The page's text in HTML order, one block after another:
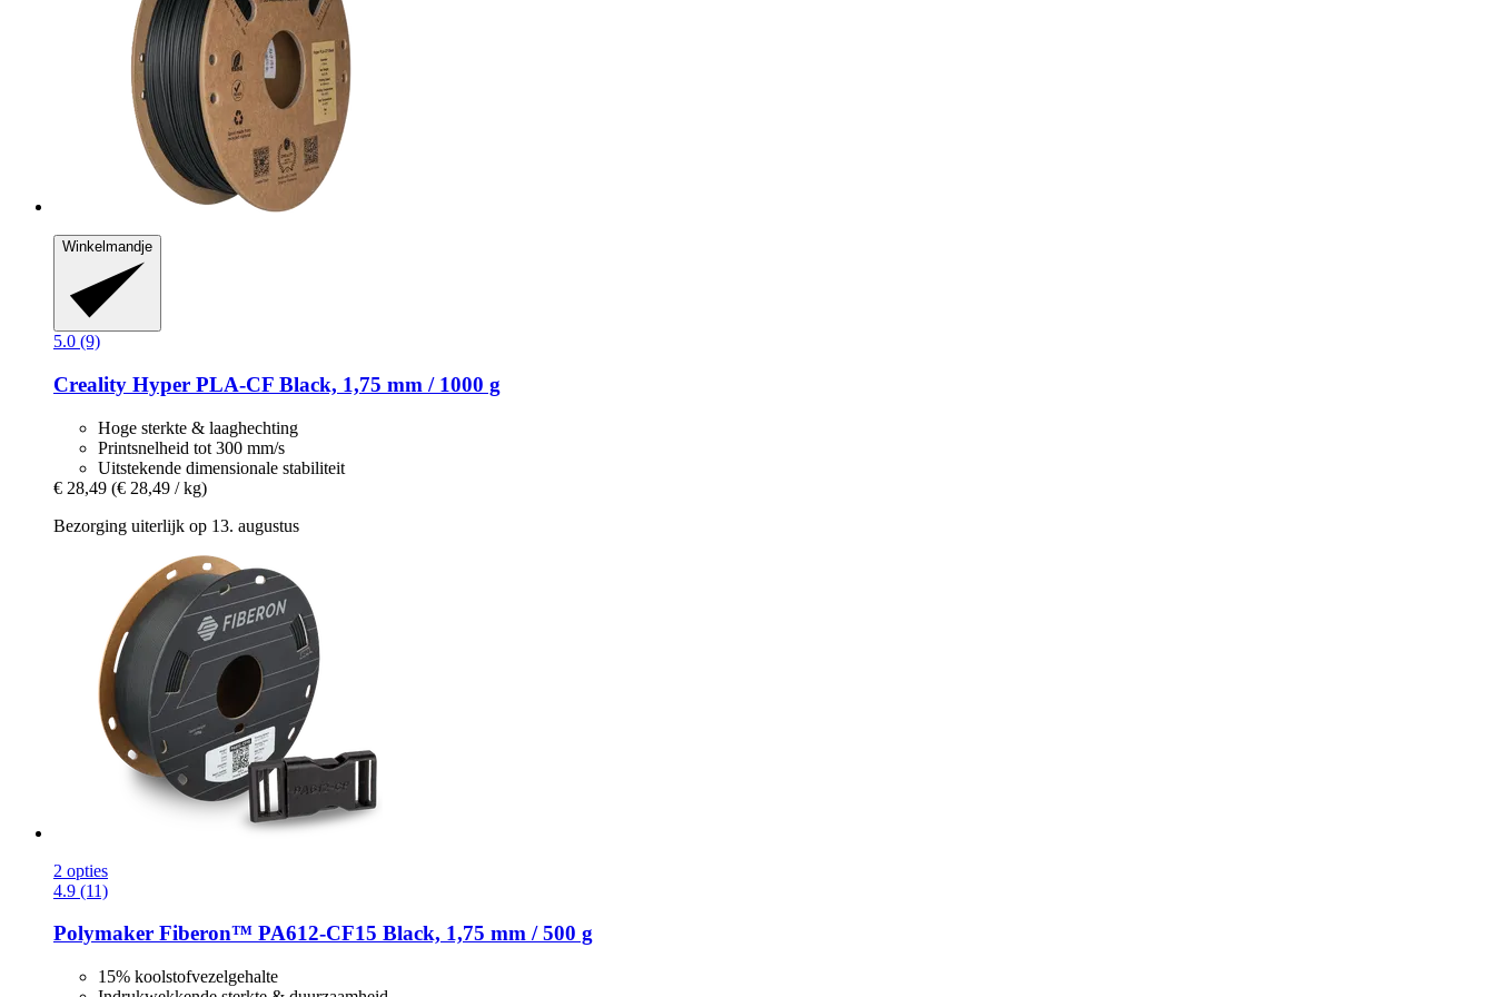
Winkelmandje
5.0 (9)
Creality Hyper PLA-​CF Black, 1,75 mm / 1000 g
Hoge sterkte & laaghechting
Printsnelheid tot 300 mm/s
Uitstekende dimensionale stabiliteit
€ 28,49 (€ 28,49 / kg)
Bezorging uiterlijk op 13. augustus
2 opties
4.9 (11)
Polymaker Fiberon™ PA612-​CF15 Black, 1,75 mm / 500 g
15% koolstofvezelgehalte